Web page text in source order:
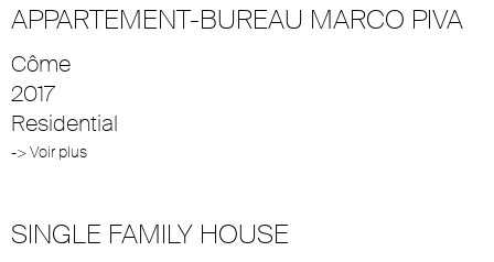
APPARTEMENT-BUREAU MARCO PIVA
Côme
2017
Residential
-> Voir plus
SINGLE FAMILY HOUSE